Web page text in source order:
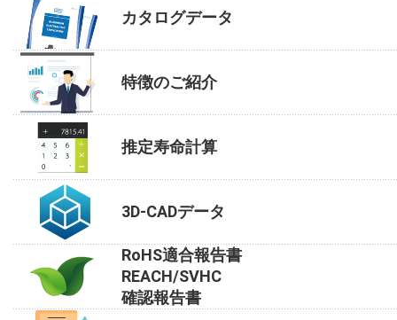
カタログデータ
特徴のご紹介
推定寿命計算
3D-CADデータ
RoHS適合報告書
REACH/SVHC
確認報告書